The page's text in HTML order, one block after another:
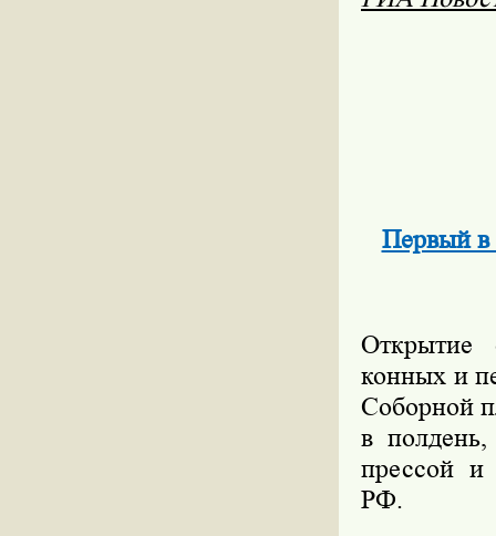
Первый в
Открытие
конных и
Соборной
в
прессой и
РФ.